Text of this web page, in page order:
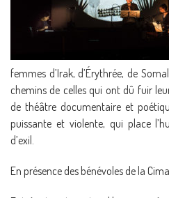
femmes d’Irak, d’Érythrée, de
chemins de celles qui ont dû fuir
de théâtre documentaire et
puissante et violente, qui place
d’exil.
En présence des bénévoles de la